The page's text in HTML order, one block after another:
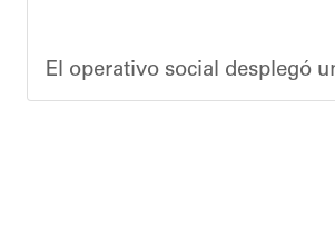
El operativo social desplegó